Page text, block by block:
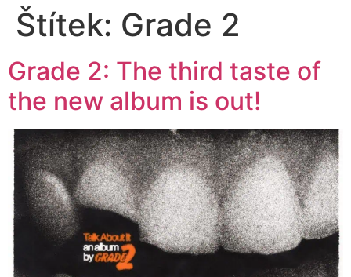
Štítek: Grade 2
Grade 2: The third taste of
the new album is out!